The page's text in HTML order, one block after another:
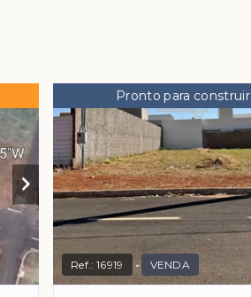
Pronto para construir
Ref.:16919 VENDA